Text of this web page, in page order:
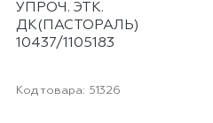
УПРОЧ. ЭТК.
ДК(ПАСТОРАЛЬ)
10437/1105183
Код товара: 51326